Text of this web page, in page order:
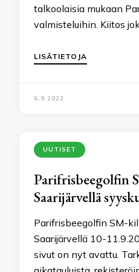
talkoolaisia mukaan
valmisteluihin. Kiitos
LISÄTIETOJA
6.9.2022
UUTISET
Parifrisbeegolfin
Saarijärvellä
Parifrisbeegolfin SM-
Saarijärvellä 10-
sivut on nyt avattu.